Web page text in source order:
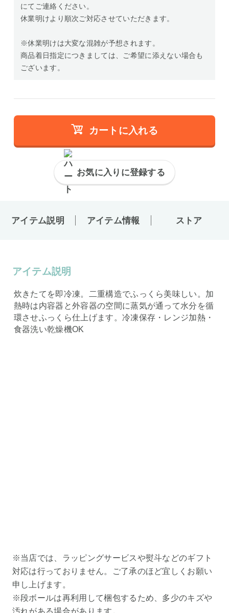
にてご連絡ください。
休業明けより順次ご対応させていただきます。
※休業明けは大変な混雑が予想されます。
商品着日指定につきましては、ご希望に添えない場合も
ございます。
カートに入れる
お気に入りに登録する
アイテム説明 アイテム情報 ストア
アイテム説明
炊きたてを即冷凍。二重構造でふっくら美味しい。加
熱時は内容器と外容器の空間に蒸気が通って水分を循
環させふっくら仕上げます。冷凍保存・レンジ加熱・
食器洗い乾燥機OK
※当店では、ラッピングサービスや熨斗などのギフト
対応は行っておりません。ご了承のほど宜しくお願い
申し上げます。
※段ボールは再利用して梱包するため、多少のキズや
汚れがある場合があります。